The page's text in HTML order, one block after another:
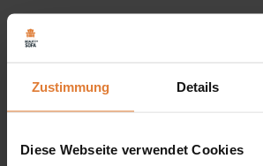
Zustimmung Details
Diese Webseite verwendet Cookies
und
perfekte Wahl fürJugendzimmer,